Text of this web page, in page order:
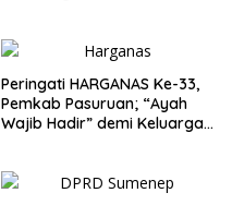
Peringati HARGANAS Ke-33,
Pemkab Pasuruan; “Ayah
Wajib Hadir” demi Keluarga